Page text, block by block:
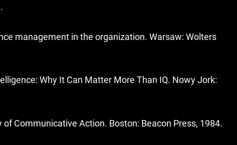
management in the organization. Warsaw: Wolters
Why It Can Matter More Than IQ. Nowy Jork:
Communicative Action. Boston: Beacon Press, 1984.